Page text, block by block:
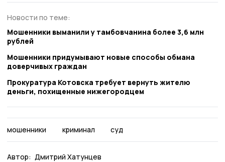
Новости по теме:
Мошенники выманили у тамбовчанина более 3,6 млн
рублей
Мошенники придумывают новые способы обмана
доверчивых граждан
Прокуратура Котовска требует вернуть жителю
деньги, похищенные нижегородцем
мошенники криминал суд
Автор: Дмитрий Хатунцев